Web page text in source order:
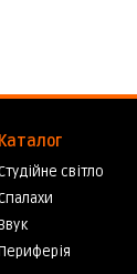
Каталог
світло